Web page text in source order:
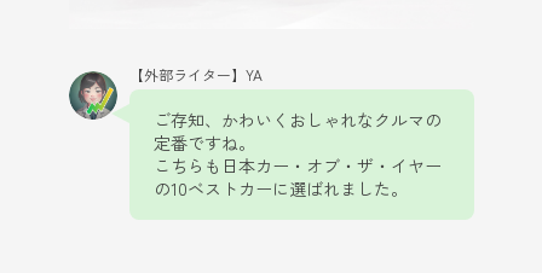
【外部ライター】YA
ご存知、かわいくおしゃれなクルマの
定番ですね。
こちらも日本カー・オブ・ザ・イヤー
の10ベストカーに選ばれました。